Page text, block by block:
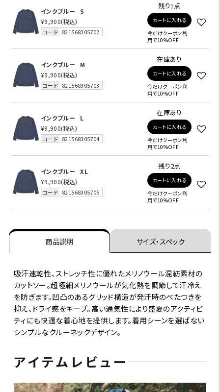
インクブルー
S
¥9,900(税込)
コード 821568305702
残り1点
カートに入れる
今だけクーポン利
用で10%OFF
インクブルー
M
¥9,900(税込)
コード 821568305703
在庫あり
カートに入れる
今だけクーポン利
用で10%OFF
インクブルー
L
¥9,900(税込)
コード 821568305704
在庫あり
カートに入れる
今だけクーポン利
用で10%OFF
インクブルー
XL
¥9,900(税込)
コード 821568305705
残り2点
カートに入れる
今だけクーポン利
用で10%OFF
商品説明 サイズ・スペック
吸汗速乾性、ストレッチ性に優れたメリノウール混紡素材の
カットソー。超極細メリノウールが気化熱を調節して汗冷え
を防ぎます。凹凸のあるグリッド構造が発汗時のべたつきを
抑え、ドライ感をキープ。高い通気性により盛夏のアクティビ
ティにも快適な着心地を提供します。着用シーンを選ばない
シンプルなクルーネックデザイン。
アイテムレビュー